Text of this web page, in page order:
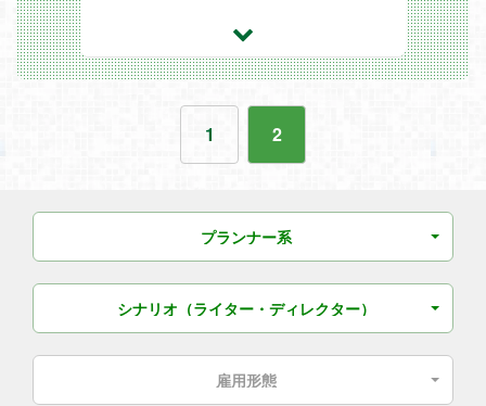
プランナー系
シナリオ（ライター・ディレクター）
雇用形態
1 2